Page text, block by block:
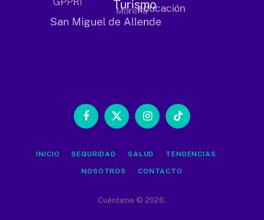
Facebook
X
InstagramTikTok
INICIO SEGURIDAD SALUD TENDENCIAS
NOSOTROS CONTACTO
Cuéntame © 2026.